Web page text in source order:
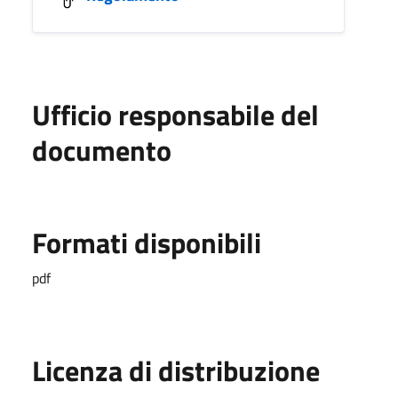
Ufficio responsabile del
documento
Formati disponibili
pdf
Licenza di distribuzione